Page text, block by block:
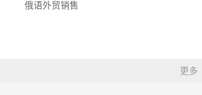
俄语外贸销售
更多